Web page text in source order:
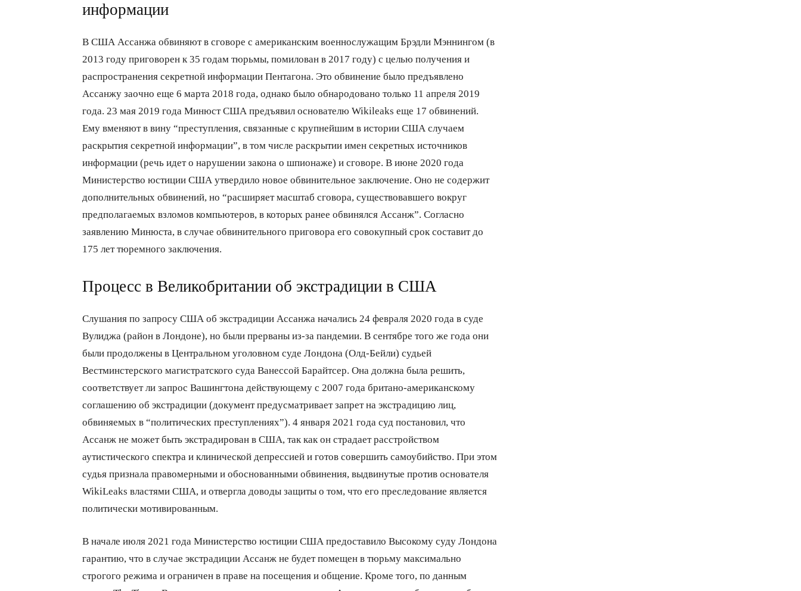
информации
В США Ассанжа обвиняют в сговоре с американским военнослужащим Брэдли Мэннингом (в
2013 году приговорен к 35 годам тюрьмы, помилован в 2017 году) с целью получения и
распространения секретной информации Пентагона. Это обвинение было предъявлено
Ассанжу заочно еще 6 марта 2018 года, однако было обнародовано только 11 апреля 2019
года. 23 мая 2019 года Минюст США предъявил основателю Wikileaks еще 17 обвинений.
Ему вменяют в вину “преступления, связанные с крупнейшим в истории США случаем
раскрытия секретной информации”, в том числе раскрытии имен секретных источников
информации (речь идет о нарушении закона о шпионаже) и сговоре. В июне 2020 года
Министерство юстиции США утвердило новое обвинительное заключение. Оно не содержит
дополнительных обвинений, но “расширяет масштаб сговора, существовавшего вокруг
предполагаемых взломов компьютеров, в которых ранее обвинялся Ассанж”. Согласно
заявлению Минюста, в случае обвинительного приговора его совокупный срок составит до
175 лет тюремного заключения.
Процесс в Великобритании об экстрадиции в США
Слушания по запросу США об экстрадиции Ассанжа начались 24 февраля 2020 года в суде
Вулиджа (район в Лондоне), но были прерваны из-за пандемии. В сентябре того же года они
были продолжены в Центральном уголовном суде Лондона (Олд-Бейли) судьей
Вестминстерского магистратского суда Ванессой Барайтсер. Она должна была решить,
соответствует ли запрос Вашингтона действующему с 2007 года британо-американскому
соглашению об экстрадиции (документ предусматривает запрет на экстрадицию лиц,
обвиняемых в “политических преступлениях”). 4 января 2021 года суд постановил, что
Ассанж не может быть экстрадирован в США, так как он страдает расстройством
аутистического спектра и клинической депрессией и готов совершить самоубийство. При этом
судья признала правомерными и обоснованными обвинения, выдвинутые против основателя
WikiLeaks властями США, и отвергла доводы защиты о том, что его преследование является
политически мотивированным.
В начале июля 2021 года Министерство юстиции США предоставило Высокому суду Лондона
гарантию, что в случае экстрадиции Ассанж не будет помещен в тюрьму максимально
строгого режима и ограничен в праве на посещения и общение. Кроме того, по данным